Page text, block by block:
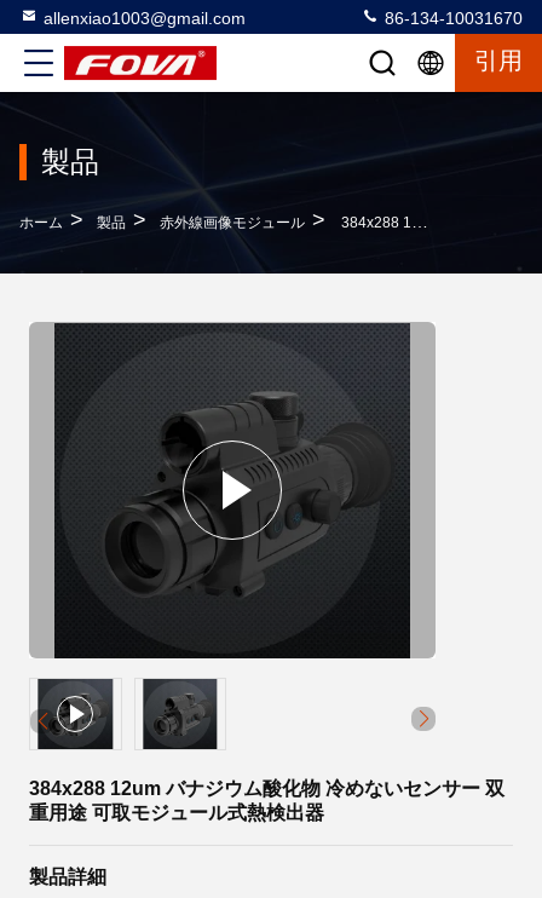
allenxiao1003@gmail.com 86-134-10031670
引用
製品
ホーム > 製品 > 赤外線画像モジュール > 384x288 12um バナジウム酸化物 冷めないセンサー 双重用途 可取モジュール式熱検出器
384x288 12um バナジウム酸化物 冷めないセンサー 双
重用途 可取モジュール式熱検出器
製品詳細